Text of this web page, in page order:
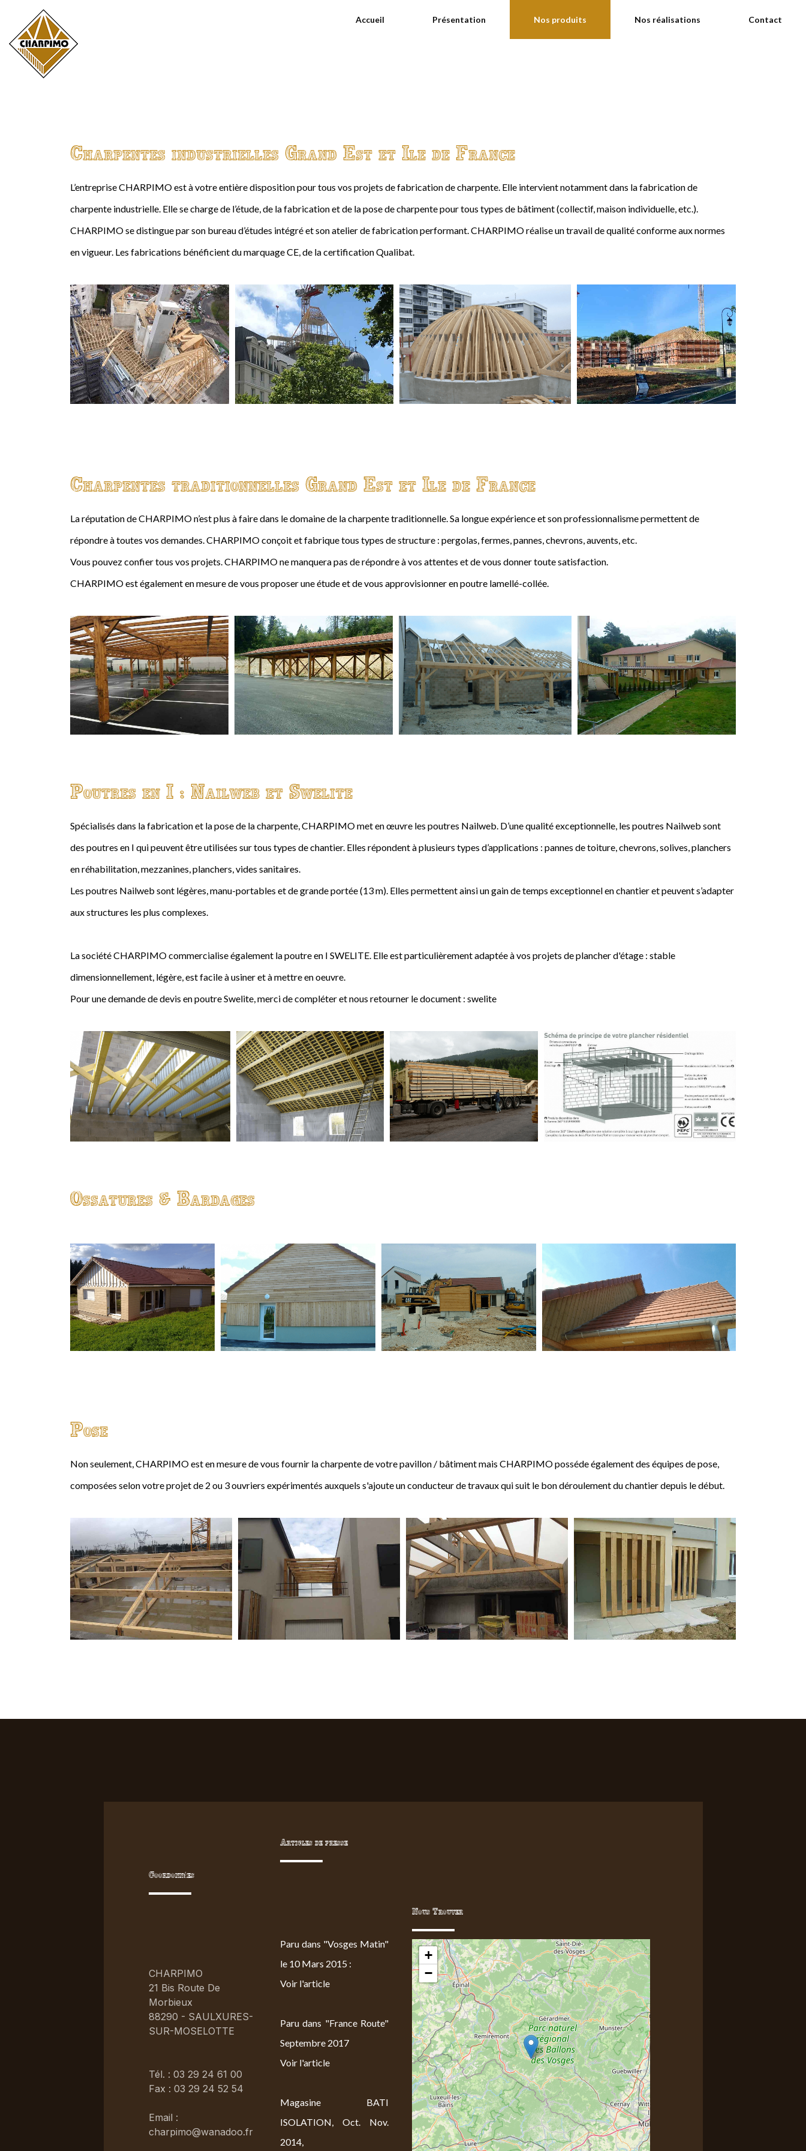
Accueil Présentation Nos produits Nos réalisations Contact
Charpentes industrielles Grand Est et Ile de France
L’entreprise CHARPIMO est à votre entière disposition pour tous vos projets de fabrication de charpente. Elle intervient notamment dans la fabrication de
charpente industrielle. Elle se charge de l’étude, de la fabrication et de la pose de charpente pour tous types de bâtiment (collectif, maison individuelle, etc.).
CHARPIMO se distingue par son bureau d’études intégré et son atelier de fabrication performant. CHARPIMO réalise un travail de qualité conforme aux normes
en vigueur. Les fabrications bénéficient du marquage CE, de la certification Qualibat.
Charpentes traditionnelles Grand Est et Ile de France
La réputation de CHARPIMO n’est plus à faire dans le domaine de la charpente traditionnelle. Sa longue expérience et son professionnalisme permettent de
répondre à toutes vos demandes. CHARPIMO conçoit et fabrique tous types de structure : pergolas, fermes, pannes, chevrons, auvents, etc.
Vous pouvez confier tous vos projets. CHARPIMO ne manquera pas de répondre à vos attentes et de vous donner toute satisfaction.
CHARPIMO est également en mesure de vous proposer une étude et de vous approvisionner en poutre lamellé-collée.
Poutres en I : Nailweb et Swelite
Spécialisés dans la fabrication et la pose de la charpente, CHARPIMO met en œuvre les poutres Nailweb. D’une qualité exceptionnelle, les poutres Nailweb sont
des poutres en I qui peuvent être utilisées sur tous types de chantier. Elles répondent à plusieurs types d’applications : pannes de toiture, chevrons, solives, planchers
en réhabilitation, mezzanines, planchers, vides sanitaires.
Les poutres Nailweb sont légères, manu-portables et de grande portée (13 m). Elles permettent ainsi un gain de temps exceptionnel en chantier et peuvent s’adapter
aux structures les plus complexes.
La société CHARPIMO commercialise également la poutre en I SWELITE. Elle est particulièrement adaptée à vos projets de plancher d'étage : stable
dimensionnellement, légère, est facile à usiner et à mettre en oeuvre.
Pour une demande de devis en poutre Swelite, merci de compléter et nous retourner le document : swelite
Ossatures & Bardages
Pose
Non seulement, CHARPIMO est en mesure de vous fournir la charpente de votre pavillon / bâtiment mais CHARPIMO posséde également des équipes de pose,
composées selon votre projet de 2 ou 3 ouvriers expérimentés auxquels s'ajoute un conducteur de travaux qui suit le bon déroulement du chantier depuis le début.
Coordonnées
CHARPIMO
21 Bis Route De
Morbieux
88290 - SAULXURES-
SUR-MOSELOTTE
Tél. : 03 29 24 61 00
Fax : 03 29 24 52 54
Email :
charpimo@wanadoo.fr
Articles de presse
Paru dans "Vosges Matin"
le 10 Mars 2015 :
Voir l'article
Paru dans "France Route"
Septembre 2017
Voir l'article
Magasine BATI
ISOLATION, Oct. Nov.
2014,
Nous Trouver
+
−